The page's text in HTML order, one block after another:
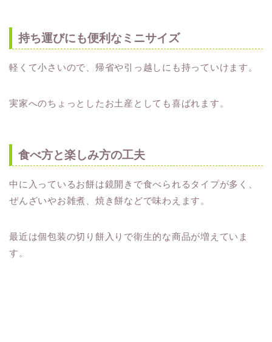
持ち運びにも便利なミニサイズ
軽くて小さいので、帰省や引っ越しにも持っていけます。
実家へのちょっとしたお土産としても喜ばれます。
食べ方と楽しみ方の工夫
中に入っているお餅は鏡開きで食べられるタイプが多く、
ぜんざいやお雑煮、焼き餅などで味わえます。
最近は個包装の切り餅入りで衛生的な商品が増えていま
す。